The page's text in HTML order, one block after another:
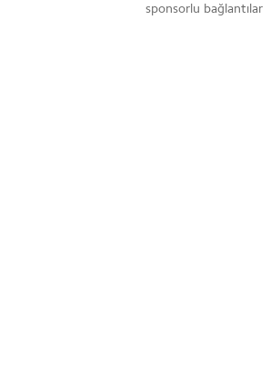
sponsorlu bağlantılar